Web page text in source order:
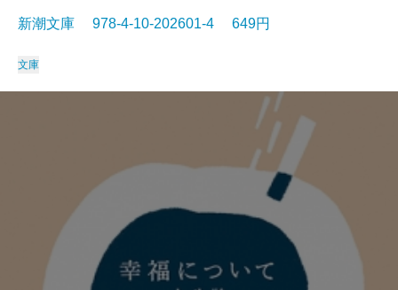
新潮文庫 978-4-10-202601-4 649円
文庫